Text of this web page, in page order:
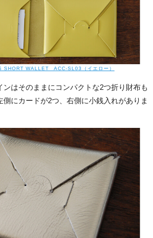
SHORT WALLET ACC-SL03（イエロー）
ンはそのままにコンパクトな2つ折り財布も
側にカードが2つ、右側に小銭入れがありま